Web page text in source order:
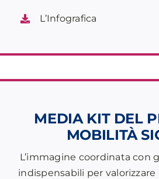
L’Infografica
MEDIA KIT DEL
MOBILITÀ
L’immagine coordinata con
indispensabili per